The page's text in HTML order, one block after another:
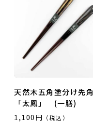
天然木五角塗分け先角
「太鳳」 (一膳)
1,100円 （税込）